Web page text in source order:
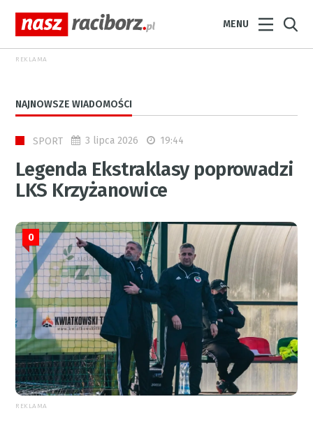
MENU
REKLAMA
NAJNOWSZE WIADOMOŚCI
SPORT 3 lipca 2026 19:44
Legenda Ekstraklasy poprowadzi
LKS Krzyżanowice
0
REKLAMA